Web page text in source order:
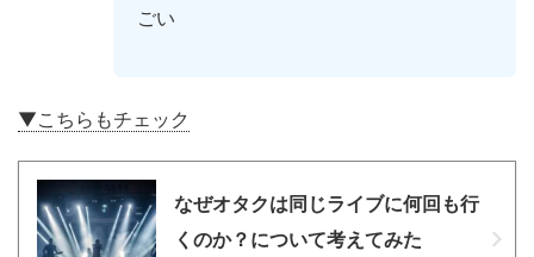
ごい
▼こちらもチェック
なぜオタクは同じライブに何回も行
くのか？について考えてみた